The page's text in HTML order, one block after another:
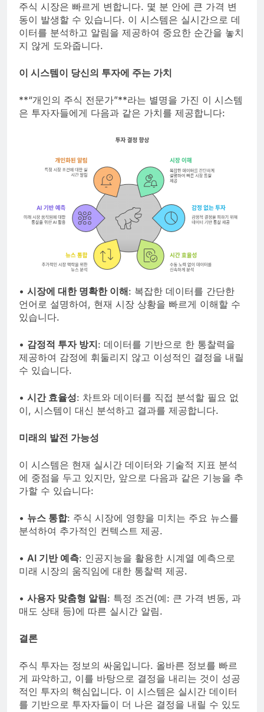
주식 시장은 빠르게 변합니다. 몇 분 안에 큰 가격 변
동이 발생할 수 있습니다. 이 시스템은 실시간으로 데
이터를 분석하고 알림을 제공하여 중요한 순간을 놓치
지 않게 도와줍니다.
이 시스템이 당신의 투자에 주는 가치
**“개인의 주식 전문가”**라는 별명을 가진 이 시스템
은 투자자들에게 다음과 같은 가치를 제공합니다:
• 시장에 대한 명확한 이해: 복잡한 데이터를 간단한
언어로 설명하여, 현재 시장 상황을 빠르게 이해할 수
있습니다.
• 감정적 투자 방지: 데이터를 기반으로 한 통찰력을
제공하여 감정에 휘둘리지 않고 이성적인 결정을 내릴
수 있습니다.
• 시간 효율성: 차트와 데이터를 직접 분석할 필요 없
이, 시스템이 대신 분석하고 결과를 제공합니다.
미래의 발전 가능성
이 시스템은 현재 실시간 데이터와 기술적 지표 분석
에 중점을 두고 있지만, 앞으로 다음과 같은 기능을 추
가할 수 있습니다:
• 뉴스 통합: 주식 시장에 영향을 미치는 주요 뉴스를
분석하여 추가적인 컨텍스트 제공.
• AI 기반 예측: 인공지능을 활용한 시계열 예측으로
미래 시장의 움직임에 대한 통찰력 제공.
• 사용자 맞춤형 알림: 특정 조건(예: 큰 가격 변동, 과
매도 상태 등)에 따른 실시간 알림.
결론
주식 투자는 정보의 싸움입니다. 올바른 정보를 빠르
게 파악하고, 이를 바탕으로 결정을 내리는 것이 성공
적인 투자의 핵심입니다. 이 시스템은 실시간 데이터
를 기반으로 투자자들이 더 나은 결정을 내릴 수 있도